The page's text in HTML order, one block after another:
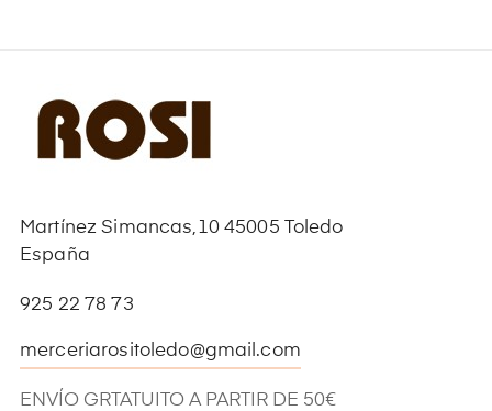
Martínez Simancas,10 45005 Toledo
España
925 22 78 73
merceriarositoledo@gmail.com
ENVÍO GRTATUITO A PARTIR DE 50€